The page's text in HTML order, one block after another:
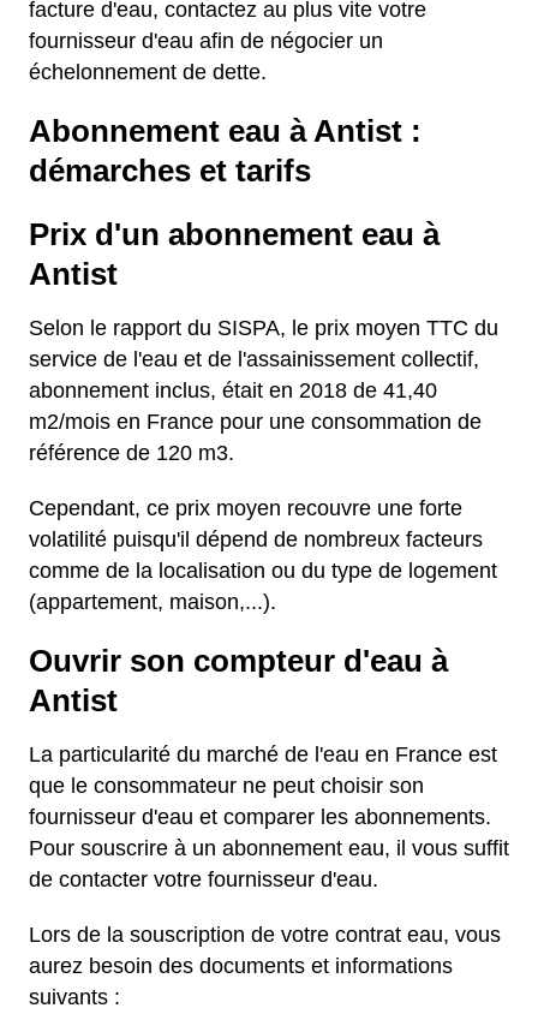
facture d'eau, contactez au plus vite votre
fournisseur d'eau afin de négocier un
échelonnement de dette.
Abonnement eau à Antist :
démarches et tarifs
Prix d'un abonnement eau à
Antist
Selon le rapport du SISPA, le prix moyen TTC du
service de l'eau et de l'assainissement collectif,
abonnement inclus, était en 2018 de 41,40
m2/mois en France pour une consommation de
référence de 120 m3.
Cependant, ce prix moyen recouvre une forte
volatilité puisqu'il dépend de nombreux facteurs
comme de la localisation ou du type de logement
(appartement, maison,...).
Ouvrir son compteur d'eau à
Antist
La particularité du marché de l'eau en France est
que le consommateur ne peut choisir son
fournisseur d'eau et comparer les abonnements.
Pour souscrire à un abonnement eau, il vous suffit
de contacter votre fournisseur d'eau.
Lors de la souscription de votre contrat eau, vous
aurez besoin des documents et informations
suivants :